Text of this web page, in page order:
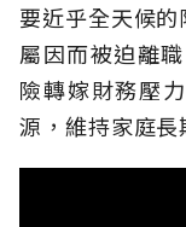
要近乎全天候
屬因而被迫離
險轉嫁財務壓
源，維持家庭長